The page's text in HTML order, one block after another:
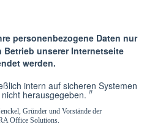
personenbezogene Daten nur
unserer Internetseite
werden.
intern auf sicheren Systemen
herausgegeben.〃
Gründer und Vorstände der
Office Solutions.